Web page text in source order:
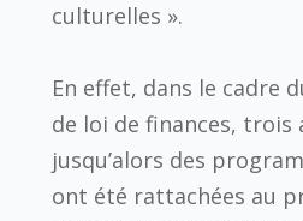
culturelles ».
En effet, dans le cadre
de loi de finances, trois
jusqu’alors des
ont été rattachées au